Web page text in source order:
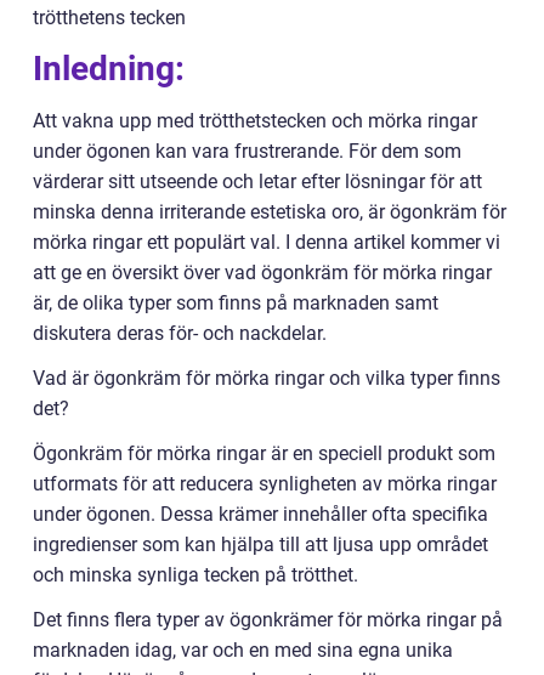
trötthetens tecken
Inledning:
Att vakna upp med trötthetstecken och mörka ringar
under ögonen kan vara frustrerande. För dem som
värderar sitt utseende och letar efter lösningar för att
minska denna irriterande estetiska oro, är ögonkräm för
mörka ringar ett populärt val. I denna artikel kommer vi
att ge en översikt över vad ögonkräm för mörka ringar
är, de olika typer som finns på marknaden samt
diskutera deras för- och nackdelar.
Vad är ögonkräm för mörka ringar och vilka typer finns
det?
Ögonkräm för mörka ringar är en speciell produkt som
utformats för att reducera synligheten av mörka ringar
under ögonen. Dessa krämer innehåller ofta specifika
ingredienser som kan hjälpa till att ljusa upp området
och minska synliga tecken på trötthet.
Det finns flera typer av ögonkrämer för mörka ringar på
marknaden idag, var och en med sina egna unika